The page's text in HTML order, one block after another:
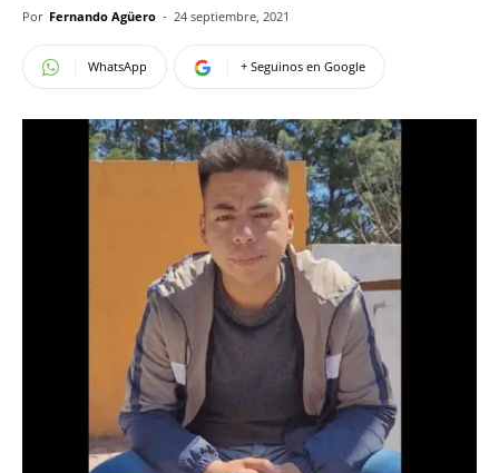
Por Fernando Agüero - 24 septiembre, 2021
WhatsApp + Seguinos en Google